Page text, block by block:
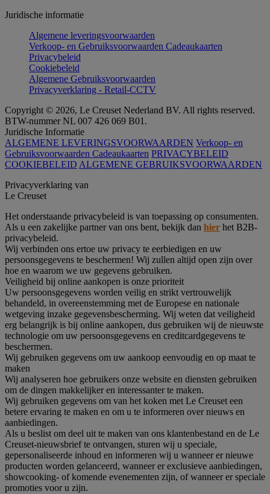
Juridische informatie
Algemene leveringsvoorwaarden
Verkoop- en Gebruiksvoorwaarden Cadeaukaarten
Privacybeleid
Cookiebeleid
Algemene Gebruiksvoorwaarden
Privacyverklaring - Retail-CCTV
Copyright © 2026, Le Creuset Nederland BV. All rights reserved.
BTW-nummer NL 007 426 069 B01.
Juridische Informatie
ALGEMENE LEVERINGSVOORWAARDEN Verkoop- en
Gebruiksvoorwaarden Cadeaukaarten PRIVACYBELEID
COOKIEBELEID ALGEMENE GEBRUIKSVOORWAARDEN
Privacyverklaring van
Le Creuset
Het onderstaande privacybeleid is van toepassing op consumenten.
Als u een zakelijke partner van ons bent, bekijk dan hier het B2B-
privacybeleid.
Wij verbinden ons ertoe uw privacy te eerbiedigen en uw
persoonsgegevens te beschermen! Wij zullen altijd open zijn over
hoe en waarom we uw gegevens gebruiken.
Veiligheid bij online aankopen is onze prioriteit
Uw persoonsgegevens worden veilig en strikt vertrouwelijk
behandeld, in overeenstemming met de Europese en nationale
wetgeving inzake gegevensbescherming. Wij weten dat veiligheid
erg belangrijk is bij online aankopen, dus gebruiken wij de nieuwste
technologie om uw persoonsgegevens en creditcardgegevens te
beschermen.
Wij gebruiken gegevens om uw aankoop eenvoudig en op maat te
maken
Wij analyseren hoe gebruikers onze website en diensten gebruiken
om de dingen makkelijker en interessanter te maken.
Wij gebruiken gegevens om van het koken met Le Creuset een
betere ervaring te maken en om u te informeren over nieuws en
aanbiedingen.
Als u beslist om deel uit te maken van ons klantenbestand en de Le
Creuset-nieuwsbrief te ontvangen, sturen wij u speciale,
gepersonaliseerde inhoud en informeren wij u wanneer er nieuwe
producten worden gelanceerd, wanneer er exclusieve aanbiedingen,
showcooking- of komende evenementen zijn, of wanneer er speciale
promoties voor u zijn.